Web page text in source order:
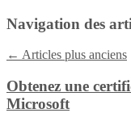
Navigation des
← Articles plus anciens
Obtenez une
Microsoft